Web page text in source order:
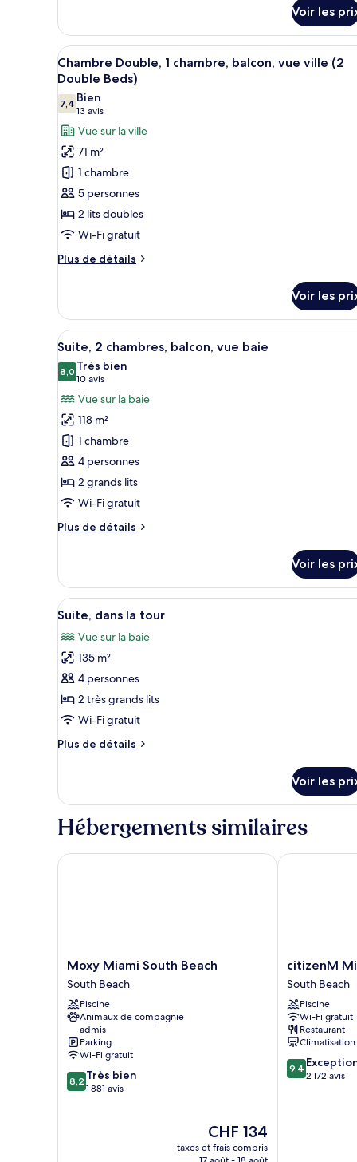
balcon,
vue
baie
le
type
de
chambre
Studio
Deluxe,
balcon,
vue
baie
Voir les
Afficher
toutes
les
photos
pour
ce
type
de
chambre :
Chambre
Double,
1
vue
ville
(2
Double
Beds)
Une chambre d’hôtel avec
4
Chambre Double, 1 chambre, balcon, vue ville (2
Double Beds)
7,47,4 sur 10
Bien
13 avis
(13 avis)
Vue sur la ville
71 m²
1 chambre
5 personnes
2 lits doubles
Wi-Fi gratuit
Plus de détails
Plus
le
type
de
chambre
Chambre
Double,
chambre,
balcon,
vue
ville
Double
Beds)
Voir les
Afficher
toutes
les
photos
pour
ce
type
de
chambre :
Suite,
2
vue
baie
Une chambre d’hôtel
6
Suite, 2 chambres, balcon, vue baie
8,08,0 sur 10
Très bien
10 avis
(10 avis)
Vue sur la baie
118 m²
1 chambre
4 personnes
2 grands lits
Wi-Fi gratuit
Plus de détails
Plus
le
type
de
Suite,
2
chambres,
balcon,
vue
baie
Voir les
Afficher
toutes
les
photos
pour
ce
type
chambre :
la
tour
Un balcon moderne avec des
9
Suite, dans la tour
Vue sur la baie
135 m²
4 personnes
2 très grands lits
Wi-Fi gratuit
Plus de détails
Plus
le
type
de
Suite,
Voir les
Hébergements similaires
Moxy
Miami
South
Beach
South
Beach
Moxy Miami South Beach
South Beach
Piscine
Animaux de compagnie
admis
Parking
Wi-Fi gratuit
8.2
sur
8,2 Très bien
1 881 avis
Le
nouveau
prix
CHF 134
taxes et frais compris
Moxy Miami South Beach
citizenM
Miami
South
Beach
South
Beach
citizenM
South Beach
Piscine
Wi-Fi gratuit
Restaurant
Climatisation
9.4
sur
9,4
2 172 avis
citizenM